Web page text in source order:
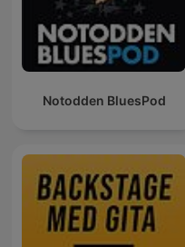
Notodden BluesPod